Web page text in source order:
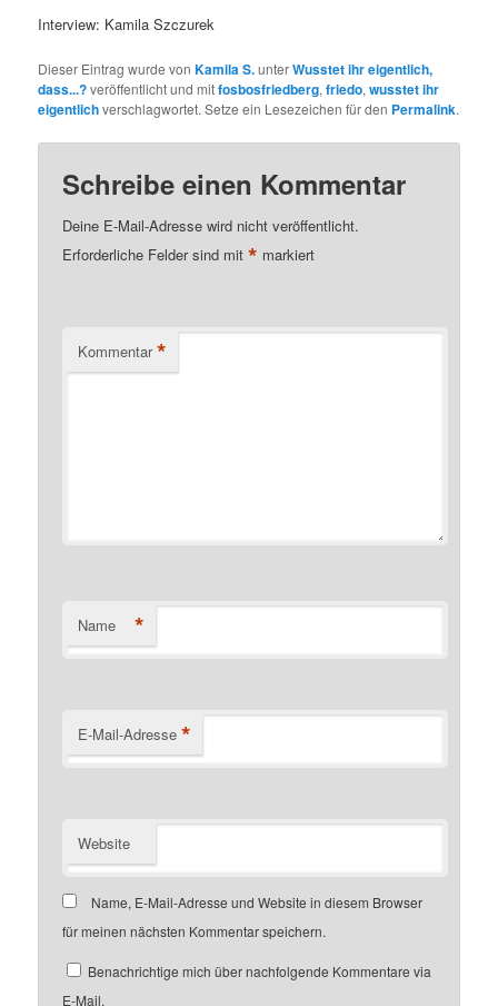
Interview: Kamila Szczurek
Dieser Eintrag wurde vonKamila S.unterWusstet ihr eigentlich,
dass...?veröffentlicht und mitfosbosfriedberg,friedo,wusstet ihr
eigentlichverschlagwortet. Setze ein Lesezeichen für den Permalink.
Schreibe einen Kommentar
Deine E-Mail-Adresse wird nicht veröffentlicht.
Erforderliche Felder sind mit* markiert
Kommentar *
Name *
E-Mail-Adresse *
Website
Name, E-Mail-Adresse und Website in diesem Browser
für meinen nächsten Kommentar speichern.
Benachrichtige mich über nachfolgende Kommentare via
E-Mail.